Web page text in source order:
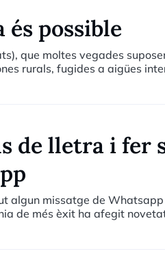
possible
que moltes vegades
rurals, fugides a aigües
anomenada civilització. Ara
de lletra i fer
algun missatge de
de més èxit ha afegit